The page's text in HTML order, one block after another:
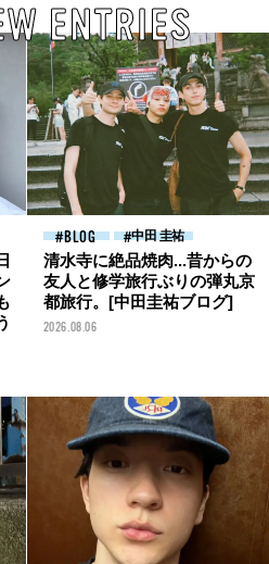
ENTRIES
BLOG 中田 圭祐
清水寺に絶品焼肉...昔からの
友人と修学旅行ぶりの弾丸京
都旅行。[中田圭祐ブログ]
2026.08.06